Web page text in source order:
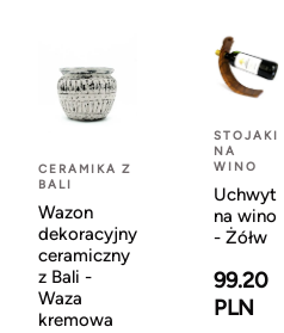
CERAMIKA Z
BALI
Wazon
dekoracyjny
ceramiczny
z Bali -
Waza
kremowa
STOJAKI
NA
WINO
Uchwyt
na wino
- Żółw
99.20
PLN